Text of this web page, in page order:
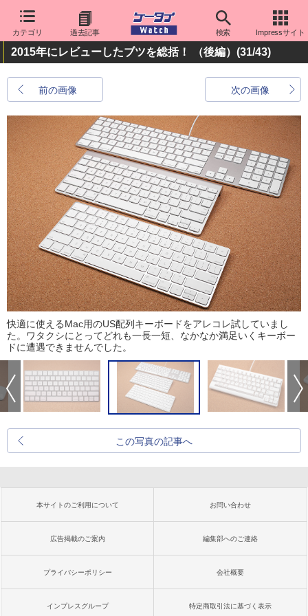
カテゴリ 過去記事 検索 Impressサイト
2015年にレビューしたブツを総括！ （後編） (31/43)
前の画像 次の画像
快適に使えるMac用のUS配列キーボードをアレコレ試していまし
た。ワタクシにとってどれも一長一短、なかなか満足いくキーボー
ドに遭遇できませんでした。
この写真の記事へ
本サイトのご利用について お問い合わせ
広告掲載のご案内 編集部へのご連絡
プライバシーポリシー 会社概要
インプレスグループ 特定商取引法に基づく表示